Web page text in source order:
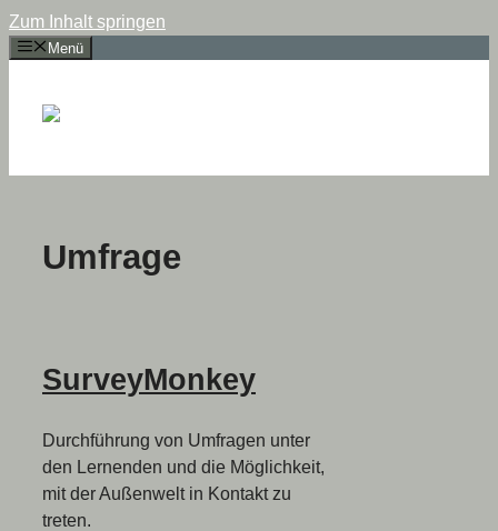
Zum Inhalt springen
Menü
Umfrage
SurveyMonkey
Durchführung von Umfragen unter
den Lernenden und die Möglichkeit,
mit der Außenwelt in Kontakt zu
treten.